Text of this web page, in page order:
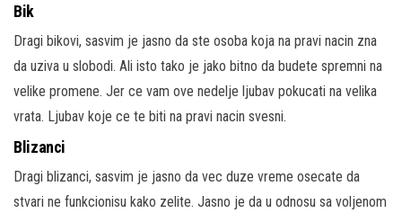
Bik
Dragi bikovi, sasvim je jasno da ste osoba koja na pravi nacin zna
da uziva u slobodi. Ali isto tako je jako bitno da budete spremni na
velike promene. Jer ce vam ove nedelje ljubav pokucati na velika
vrata. Ljubav koje ce te biti na pravi nacin svesni.
Blizanci
Dragi blizanci, sasvim je jasno da vec duze vreme osecate da
stvari ne funkcionisu kako zelite. Jasno je da u odnosu sa voljenom